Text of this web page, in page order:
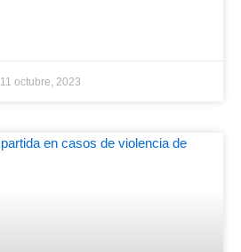
11 octubre, 2023